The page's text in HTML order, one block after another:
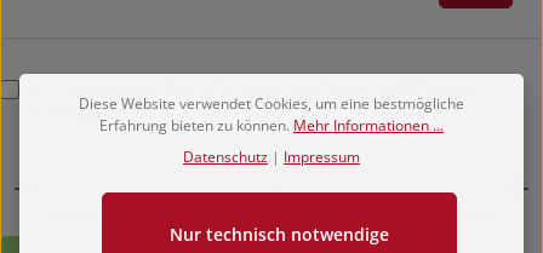
Richtigkeit meiner Angaben.
Diese Website verwendet Cookies, um eine bestmögliche
Erfahrung bieten zu können. Mehr Informationen ...
Datenschutz | Impressum
Nur technisch notwendige